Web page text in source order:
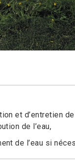
et d’entretien
de l’eau,
de l’eau si